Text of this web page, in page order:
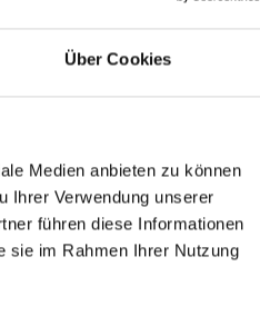
Über Cookies
Medien anbieten zu können
Ihrer Verwendung unserer
führen diese Informationen
sie im Rahmen Ihrer Nutzung
lässt
ihnen
des
Im
und